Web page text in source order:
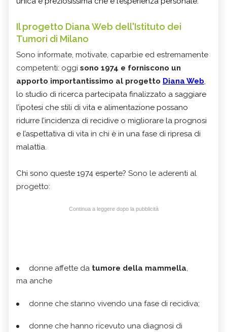
Il progetto Diana Web dell'Istituto dei
Tumori di Milano
Sono informate, motivate, caparbie ed estremamente
competenti: oggi sono 1974 e forniscono un
apporto importantissimo al progetto Diana Web,
lo studio di ricerca partecipata finalizzato a saggiare
l’ipotesi che stili di vita e alimentazione possano
ridurre l’incidenza di recidive o migliorare la prognosi
e l’aspettativa di vita in chi è in una fase di ripresa di
malattia.
Chi sono queste 1974 esperte? Sono le aderenti al
progetto:
Continua a leggere dopo la pubblicità
donne affette da tumore della mammella,
ma anche
donne che stanno vivendo una fase di recidiva;
donne che hanno ricevuto una diagnosi di